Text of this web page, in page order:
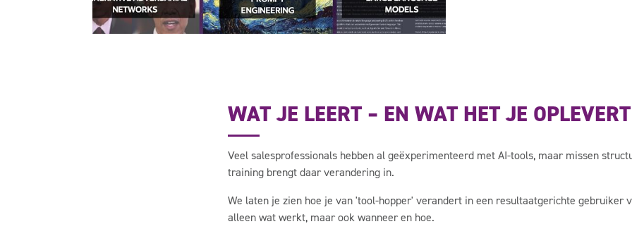
WAT JE LEERT – EN WAT HET JE OPLEVERT
Veel salesprofessionals hebben al geëxperimenteerd met AI-tools, maar missen
training brengt daar verandering in.
We laten je zien hoe je van 'tool-hopper' verandert in een resultaatgerichte gebruiker
alleen wat werkt, maar ook wanneer en hoe.